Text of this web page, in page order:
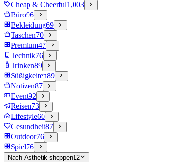
Cheap & Cheerful1,003
Büro96
Bekleidung69
Taschen70
Premium47
Technik76
Trinken89
Süßigkeiten89
Notizen87
Event92
Reisen73
Lifestyle60
Gesundheit87
Outdoor76
Spiel76
Nach Ästhetik shoppen12